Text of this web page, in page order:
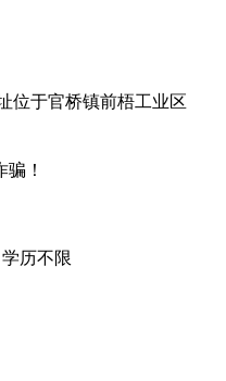
位于官桥镇前梧工业区
！
历不限